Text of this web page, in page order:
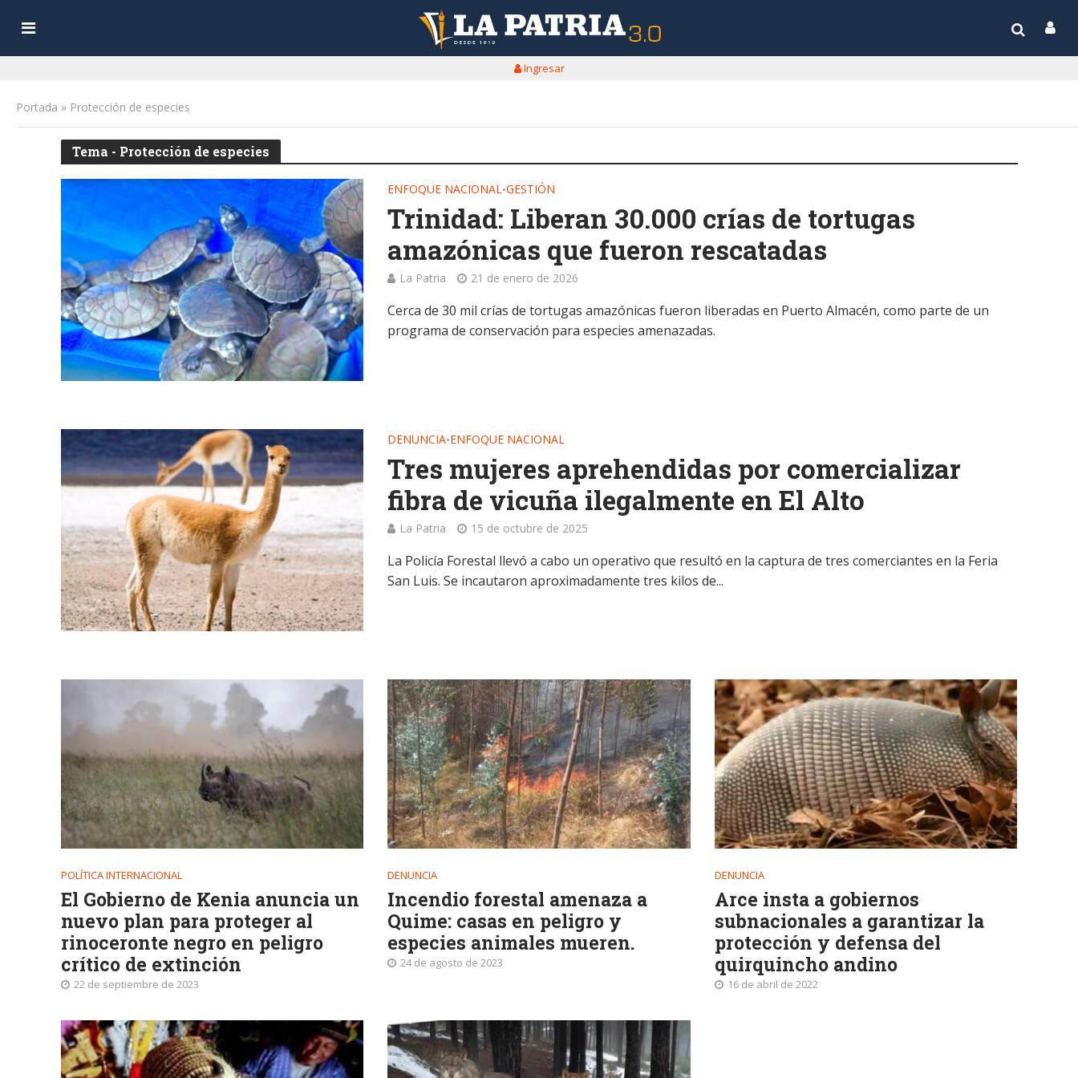
Ingresar
Portada » Protección de especies
Tema - Protección de especies
ENFOQUE NACIONAL•GESTIÓN
Trinidad: Liberan 30.000 crías de tortugas
amazónicas que fueron rescatadas
La Patria 21 de enero de 2026
Cerca de 30 mil crías de tortugas amazónicas fueron liberadas en Puerto Almacén, como parte de un
programa de conservación para especies amenazadas.
DENUNCIA•ENFOQUE NACIONAL
Tres mujeres aprehendidas por comercializar
fibra de vicuña ilegalmente en El Alto
La Patria 15 de octubre de 2025
La Policía Forestal llevó a cabo un operativo que resultó en la captura de tres comerciantes en la Feria
San Luis. Se incautaron aproximadamente tres kilos de...
POLÍTICA INTERNACIONAL
El Gobierno de Kenia anuncia un
nuevo plan para proteger al
rinoceronte negro en peligro
crítico de extinción
22 de septiembre de 2023
DENUNCIA
Incendio forestal amenaza a
Quime: casas en peligro y
especies animales mueren.
24 de agosto de 2023
DENUNCIA
Arce insta a gobiernos
subnacionales a garantizar la
protección y defensa del
quirquincho andino
16 de abril de 2022